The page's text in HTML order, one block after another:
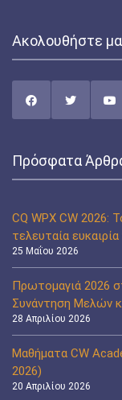
Ακολουθήστε
Πρόσφατα
CQ WPX CW 2026:
τελευταία
25 Μαΐου 2026
Πρωτομαγιά 2026
Συνάντηση Μελών
28 Απριλίου 2026
Μαθήματα CW
2026)
20 Απριλίου 2026